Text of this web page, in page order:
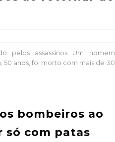
pelos assassinos Um homem
anos, foi morto com mais de 30
bombeiros ao
só com patas